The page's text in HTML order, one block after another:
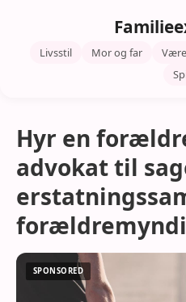
Livsstil Mor og far
Hyr en
advokat til